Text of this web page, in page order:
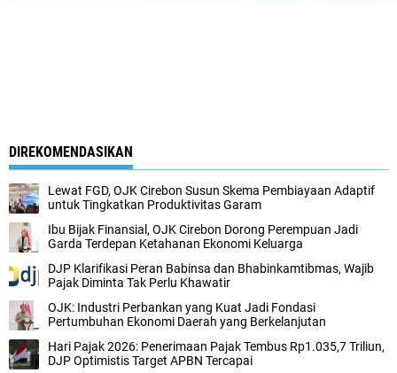
DIREKOMENDASIKAN
Lewat FGD, OJK Cirebon Susun Skema Pembiayaan Adaptif
untuk Tingkatkan Produktivitas Garam
Ibu Bijak Finansial, OJK Cirebon Dorong Perempuan Jadi
Garda Terdepan Ketahanan Ekonomi Keluarga
DJP Klarifikasi Peran Babinsa dan Bhabinkamtibmas, Wajib
Pajak Diminta Tak Perlu Khawatir
OJK: Industri Perbankan yang Kuat Jadi Fondasi
Pertumbuhan Ekonomi Daerah yang Berkelanjutan
Hari Pajak 2026: Penerimaan Pajak Tembus Rp1.035,7 Triliun,
DJP Optimistis Target APBN Tercapai